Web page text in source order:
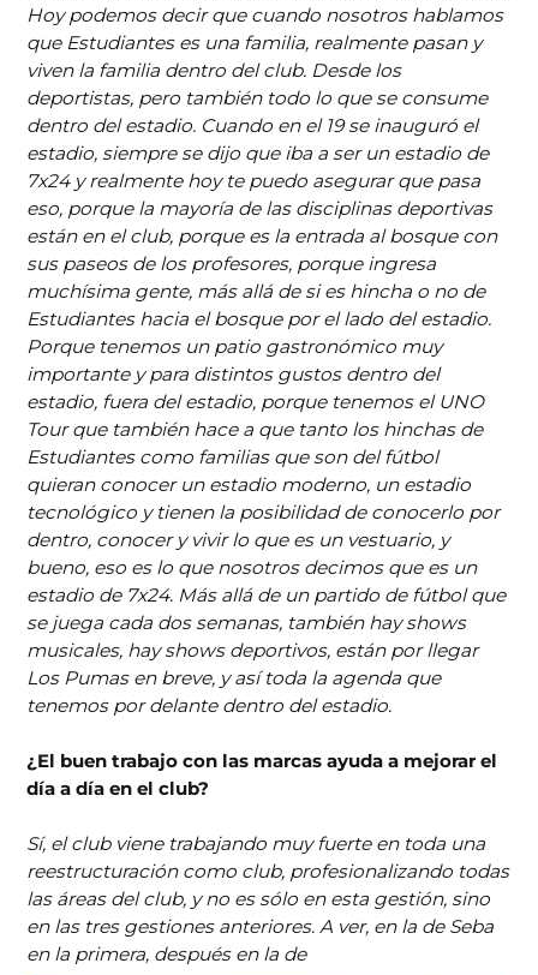
Hoy podemos decir que cuando nosotros hablamos
que Estudiantes es una familia, realmente pasan y
viven la familia dentro del club. Desde los
deportistas, pero también todo lo que se consume
dentro del estadio. Cuando en el 19 se inauguró el
estadio, siempre se dijo que iba a ser un estadio de
7x24 y realmente hoy te puedo asegurar que pasa
eso, porque la mayoría de las disciplinas deportivas
están en el club, porque es la entrada al bosque con
sus paseos de los profesores, porque ingresa
muchísima gente, más allá de si es hincha o no de
Estudiantes hacia el bosque por el lado del estadio.
Porque tenemos un patio gastronómico muy
importante y para distintos gustos dentro del
estadio, fuera del estadio, porque tenemos el UNO
Tour que también hace a que tanto los hinchas de
Estudiantes como familias que son del fútbol
quieran conocer un estadio moderno, un estadio
tecnológico y tienen la posibilidad de conocerlo por
dentro, conocer y vivir lo que es un vestuario, y
bueno, eso es lo que nosotros decimos que es un
estadio de 7x24. Más allá de un partido de fútbol que
se juega cada dos semanas, también hay shows
musicales, hay shows deportivos, están por llegar
Los Pumas en breve, y así toda la agenda que
tenemos por delante dentro del estadio.
¿El buen trabajo con las marcas ayuda a mejorar el
día a día en el club?
Sí, el club viene trabajando muy fuerte en toda una
reestructuración como club, profesionalizando todas
las áreas del club, y no es sólo en esta gestión, sino
en las tres gestiones anteriores. A ver, en la de Seba
en la primera, después en la de